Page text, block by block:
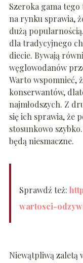
Szeroka gama
na rynku sprawia,
dużą
dla tradycyjnego
diecie. Bywają
węglowodanów
Warto wspomnieć,
konserwantów,
najmłodszych. Z
się ich sprawia, że
stosunkowo
będą niesmaczne.
Sprawdź też:
wartosci-
Niewątpliwą zaletą